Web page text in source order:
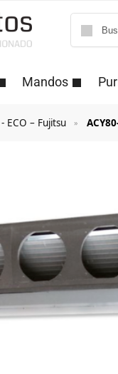
Mandos
ECO – Fujitsu »